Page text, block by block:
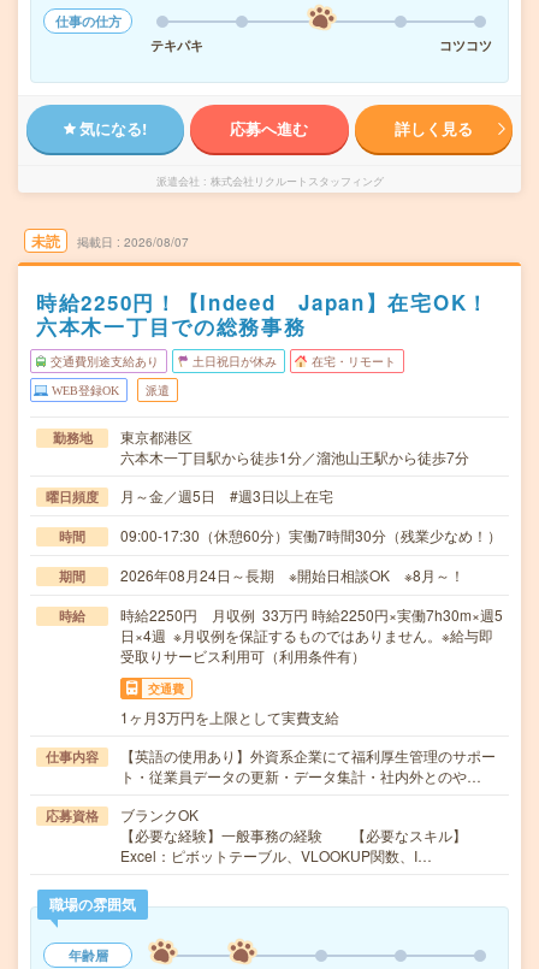
仕事の仕方
テキパキ
コツコツ
気になる! 応募へ進む 詳しく見る
派遣会社 株式会社リクルートスタッフィング
未読 掲載日 2026/08/07
時給2250円！【Indeed Japan】在宅OK！
六本木一丁目での総務事務
交通費別途支給あり 土日祝日が休み 在宅・リモート
WEB登録OK 派遣
勤務地
東京都港区
六本木一丁目駅から徒歩1分／溜池山王駅から徒歩7分
曜日頻度 月～金／週5日 #週3日以上在宅
時間 09:00-17:30（休憩60分）実働7時間30分（残業少なめ！）
期間 2026年08月24日～長期 ※開始日相談OK ※8月～！
時給
時給2250円 月収例 33万円 時給2250円×実働7h30m×週5
日×4週 ※月収例を保証するものではありません。※給与即
受取りサービス利用可（利用条件有）
交通費
1ヶ月3万円を上限として実費支給
仕事内容
【英語の使用あり】外資系企業にて福利厚生管理のサポー
ト・従業員データの更新・データ集計・社内外とのや…
応募資格
ブランクOK
【必要な経験】一般事務の経験 【必要なスキル】
Excel：ピボットテーブル、VLOOKUP関数、I…
職場の雰囲気
年齢層